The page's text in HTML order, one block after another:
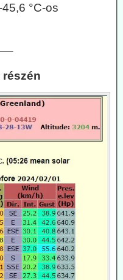
°C-os
részén